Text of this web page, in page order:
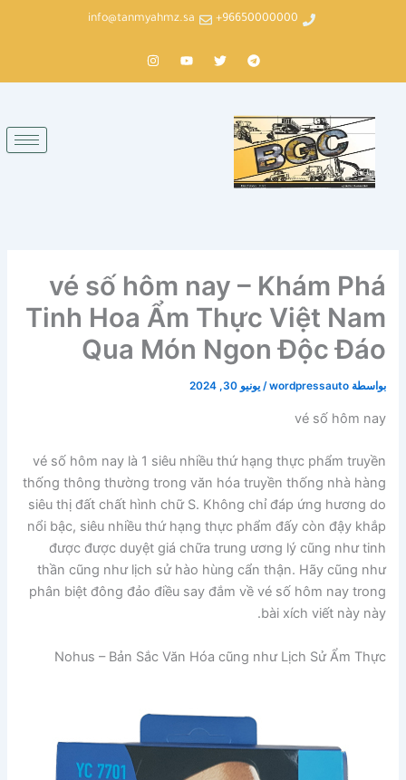
96650000000+
info@tanmyahmz.sa
T
e
r
a
m
T
w
Y
o
I
n
vé số hôm nay – Khám Phá
Tinh Hoa Ẩm Thực Việt Nam
Qua Món Ngon Độc Đáo
بواسطة wordpressauto
/يونيو 30, 2024
vé số hôm nay
vé số hôm nay là 1 siêu nhiều thứ hạng thực phẩm truyền
thống thông thường trong văn hóa truyền thống nhà hàng
siêu thị đất chất hình chữ S. Không chỉ đáp ứng hương do
nổi bậc, siêu nhiều thứ hạng thực phẩm đấy còn đậy khắp
được được duyệt giá chữa trung ương lý cũng như tinh
thần cũng như lịch sử hào hùng cẩn thận. Hãy cũng như
phân biệt đông đảo điều say đắm về vé số hôm nay trong
bài xích viết này này.
Nohus – Bản Sắc Văn Hóa cũng như Lịch Sử Ẩm Thực